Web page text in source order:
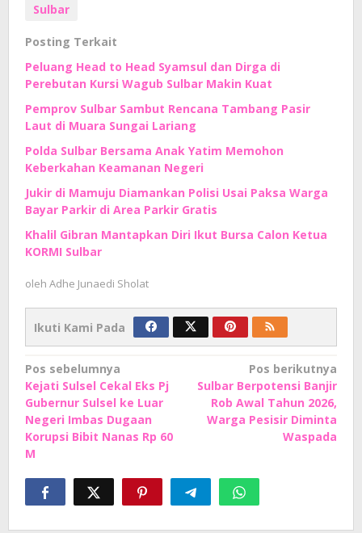
Sulbar
Posting Terkait
Peluang Head to Head Syamsul dan Dirga di
Perebutan Kursi Wagub Sulbar Makin Kuat
Pemprov Sulbar Sambut Rencana Tambang Pasir
Laut di Muara Sungai Lariang
Polda Sulbar Bersama Anak Yatim Memohon
Keberkahan Keamanan Negeri
Jukir di Mamuju Diamankan Polisi Usai Paksa Warga
Bayar Parkir di Area Parkir Gratis
Khalil Gibran Mantapkan Diri Ikut Bursa Calon Ketua
KORMI Sulbar
oleh Adhe Junaedi Sholat
Ikuti Kami Pada
Navigasi
pos
Pos sebelumnya
Kejati Sulsel Cekal Eks Pj
Gubernur Sulsel ke Luar
Negeri Imbas Dugaan
Korupsi Bibit Nanas Rp 60
M
Pos berikutnya
Sulbar Berpotensi Banjir
Rob Awal Tahun 2026,
Warga Pesisir Diminta
Waspada